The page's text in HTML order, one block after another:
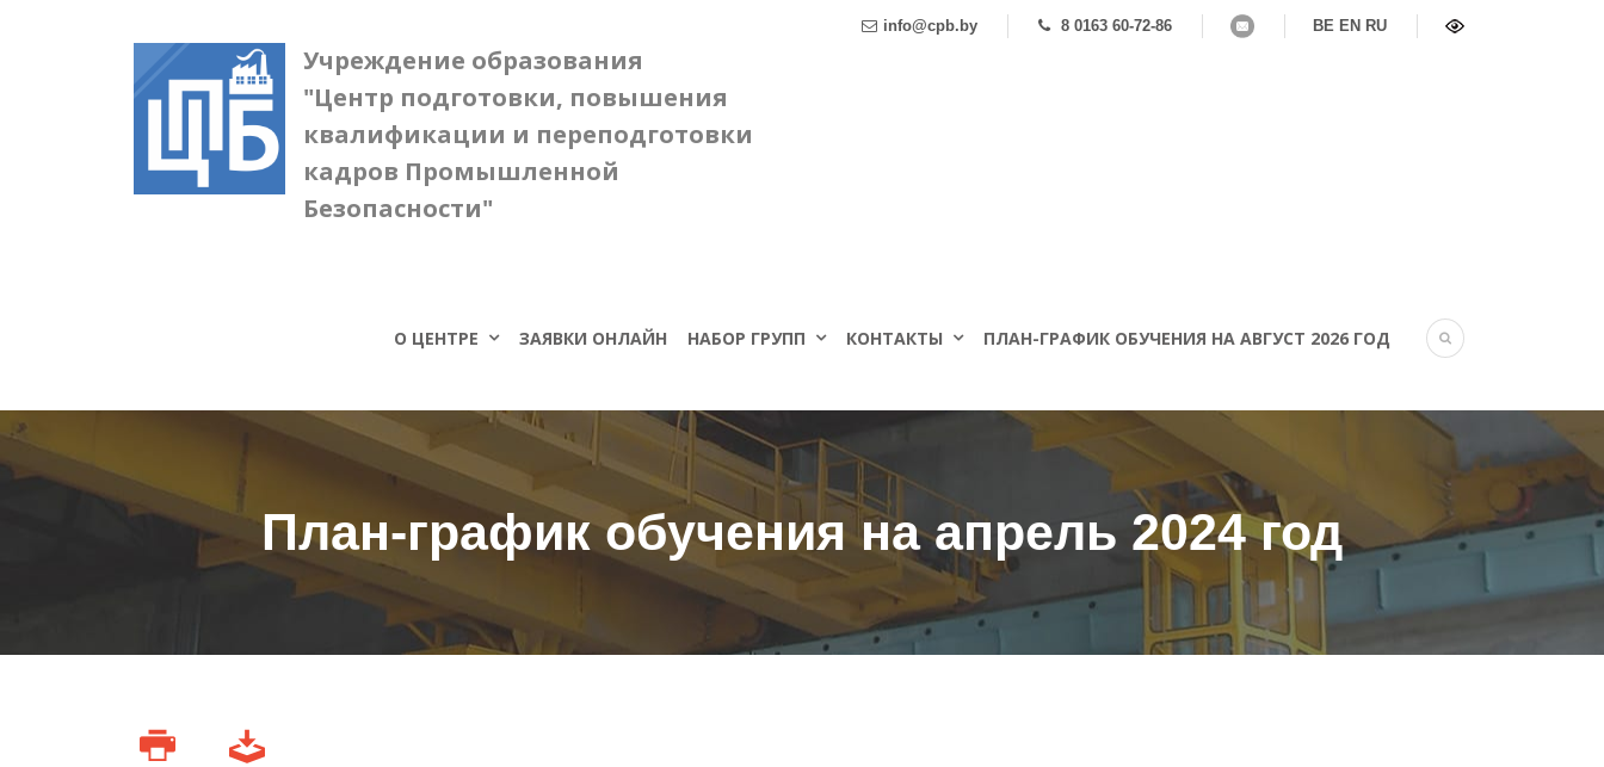
info@cpb.by 8 0163 60-72-86 BE EN RU
Учреждение образования
"Центр подготовки, повышения
квалификации и переподготовки
кадров Промышленной
Безопасности"
О ЦЕНТРЕ ЗАЯВКИ ОНЛАЙН НАБОР ГРУПП КОНТАКТЫ ПЛАН-ГРАФИК ОБУЧЕНИЯ НА АВГУСТ 2026 ГОД
План-график обучения на апрель 2024 год